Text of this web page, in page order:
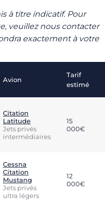
à titre indicatif. Pour
veuillez nous contacter
exactement à votre
Avion
Tarif
estimé
Citation
Latitude
Jets privés
intermédiaires
15
000€
Cessna
Citation
Mustang
Jets privés
ultra légers
12
000€